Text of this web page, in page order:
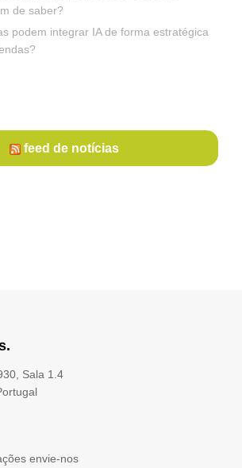
de saber?
podem integrar IA de forma estratégica
feed de notícias
Sala 1.4
envie-nos